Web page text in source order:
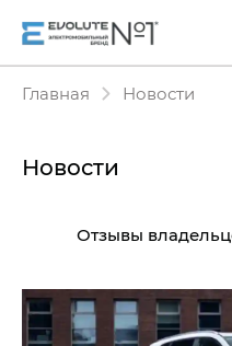
Главная Новости
Новости
Отзывы